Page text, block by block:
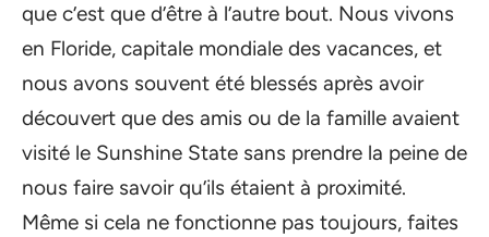
que c’est que d’être à l’autre bout. Nous vivons
en Floride, capitale mondiale des vacances, et
nous avons souvent été blessés après avoir
découvert que des amis ou de la famille avaient
visité le Sunshine State sans prendre la peine de
nous faire savoir qu’ils étaient à proximité.
Même si cela ne fonctionne pas toujours, faites